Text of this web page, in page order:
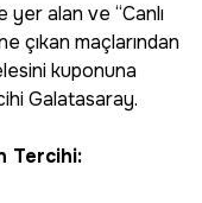
alan ve “Canlı
çıkan maçlarından
kuponuna
Galatasaray.
Tercihi: